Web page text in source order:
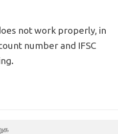
not work properly, in
number and IFSC